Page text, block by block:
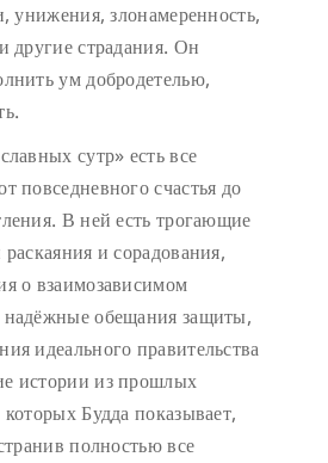
унижения, злонамеренность,
другие страдания. Он
ум добродетелью,
сутр» есть все
повседневного счастья до
В ней есть трогающие
и сорадования,
о взаимозависимом
обещания защиты,
идеального правительства
истории из прошлых
Будда показывает,
полностью все